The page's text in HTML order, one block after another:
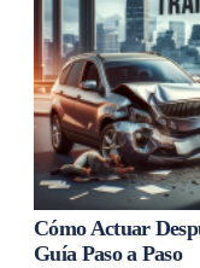
Cómo Actuar
Guía Paso a Paso